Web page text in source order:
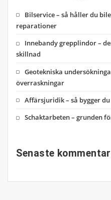
Bilservice – så håller du
reparationer
Innebandy grepplindor –
skillnad
Geotekniska
överraskningar
Affärsjuridik – så bygger
Schaktarbeten – grunden
Senaste